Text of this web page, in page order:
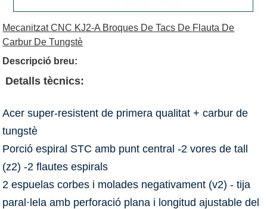
Mecanitzat CNC KJ2-A Broques De Tacs De Flauta De
Carbur De Tungstè
Descripció breu:
Detalls tècnics:
Acer super-resistent de primera qualitat + carbur de
tungstè
Porció espiral STC amb punt central -2 vores de tall
(z2) -2 flautes espirals
2 espuelas corbes i molades negativament (v2) - tija
paral·lela amb perforació plana i longitud ajustable del